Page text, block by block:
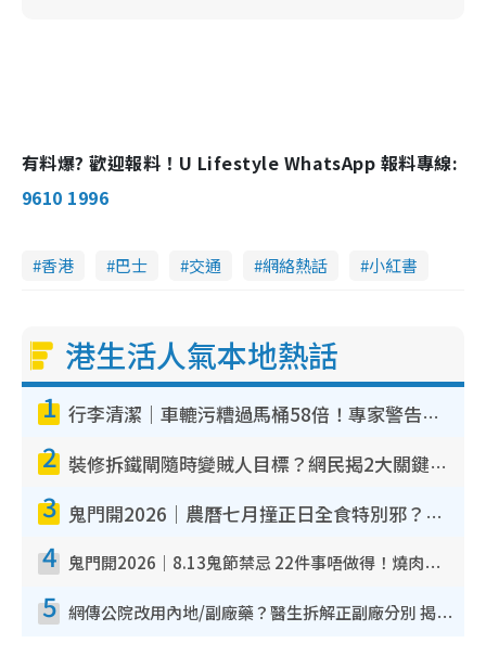
有料爆? 歡迎報料！U Lifestyle WhatsApp 報料專線:
9610 1996
香港 巴士 交通 網絡熱話 小紅書
港生活人氣本地熱話
1 行李清潔｜車轆污糟過馬桶58倍！專家警告忌用酒精抹 教1招免污手除菌
2 裝修拆鐵閘隨時變賊人目標？網民揭2大關鍵用途：裝新式等於白裝？附新舊鐵閘分別
3 鬼門開2026｜農曆七月撞正日全食特別邪？專家警告切忌做一事！揭4大禁忌+2招保平安
4 鬼門開2026｜8.13鬼節禁忌 22件事唔做得！燒肉、刺身要少食？半夜勿吹口哨/打呢個電話
5 網傳公院改用內地/副廠藥？醫生拆解正副廠分別 揭4類人換藥隨時出事